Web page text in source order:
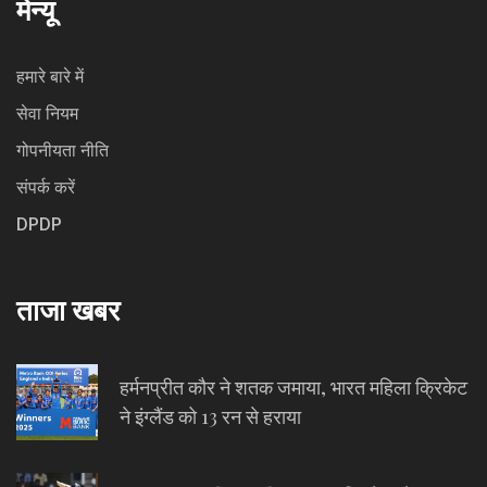
मेन्यू
हमारे बारे में
सेवा नियम
गोपनीयता नीति
संपर्क करें
DPDP
ताजा खबर
हर्मनप्रीत कौर ने शतक जमाया, भारत महिला क्रिकेट
ने इंग्लैंड को 13 रन से हराया